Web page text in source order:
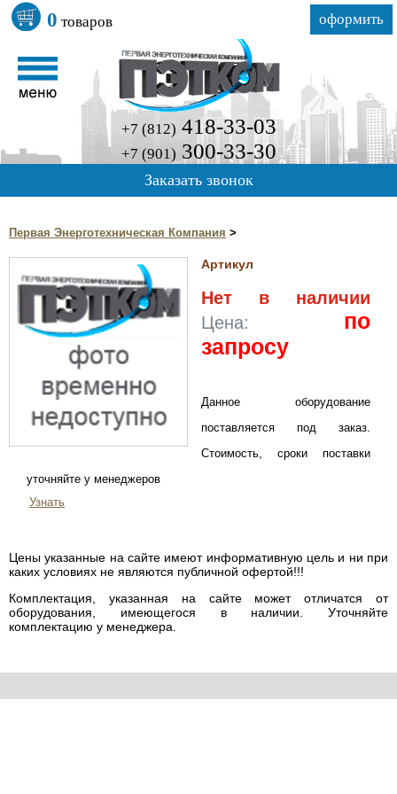
0 товаров оформить
+7 (812) 418-33-03
+7 (901) 300-33-30
Заказать звонок
Первая Энерготехническая Компания >
Артикул
Нет в наличии
Цена: по
запросу
Данное оборудование
поставляется под заказ.
Стоимость, сроки поставки
уточняйте у менеджеров
Узнать
Цены указанные на сайте имеют информативную цель и ни при
каких условиях не являются публичной офертой!!!
Комплектация, указанная на сайте может отличатся от
оборудования, имеющегося в наличии. Уточняйте
комплектацию у менеджера.